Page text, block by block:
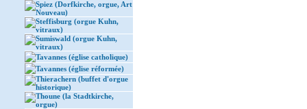
Spiez (Dorfkirche, orgue, Art
Nouveau)
Steffisburg (orgue Kuhn,
vitraux)
Sumiswald (orgue Kuhn,
vitraux)
Tavannes (église catholique)
Tavannes (église réformée)
Thierachern (buffet d'orgue
historique)
Thoune (la Stadtkirche,
orgue)